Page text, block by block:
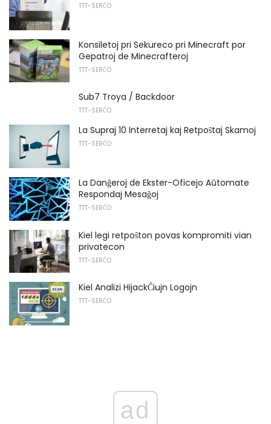
TTT-SERĈO
Konsiletoj pri Sekureco pri Minecraft por
Gepatroj de Minecrafteroj
TTT-SERĈO
Sub7 Troya / Backdoor
TTT-SERĈO
La Supraj 10 Interretaj kaj Retpoŝtaj Skamoj
TTT-SERĈO
La Danĝeroj de Ekster-Oficejo Aŭtomate
Respondaj Mesaĝoj
TTT-SERĈO
Kiel legi retpoŝton povas kompromiti vian
privatecon
TTT-SERĈO
Kiel Analizi HijackĈiujn Logojn
TTT-SERĈO
ad